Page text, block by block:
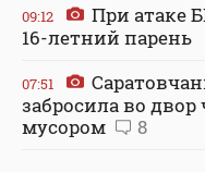
09:12
При атаке
16-летний парень
07:51
забросила во
мусором
8